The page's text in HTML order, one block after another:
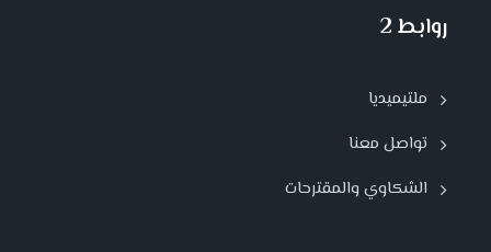
روابط 2
ملتيميديا
تواصل معنا
الشكاوي والمقترحات